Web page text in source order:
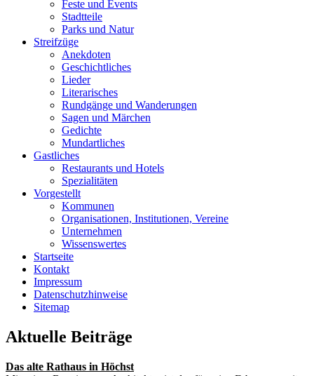
Feste und Events
Stadtteile
Parks und Natur
Streifzüge
Anekdoten
Geschichtliches
Lieder
Literarisches
Rundgänge und Wanderungen
Sagen und Märchen
Gedichte
Mundartliches
Gastliches
Restaurants und Hotels
Spezialitäten
Vorgestellt
Kommunen
Organisationen, Institutionen, Vereine
Unternehmen
Wissenswertes
Startseite
Kontakt
Impressum
Datenschutzhinweise
Sitemap
Aktuelle Beiträge
Das alte Rathaus in Höchst